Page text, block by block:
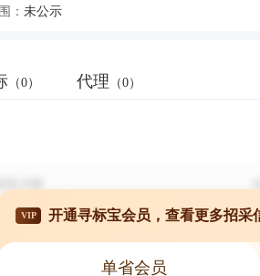
： 未公示
（0） 代理 （0）
VIP 开通寻标宝会员，查看更多招采
单省会员